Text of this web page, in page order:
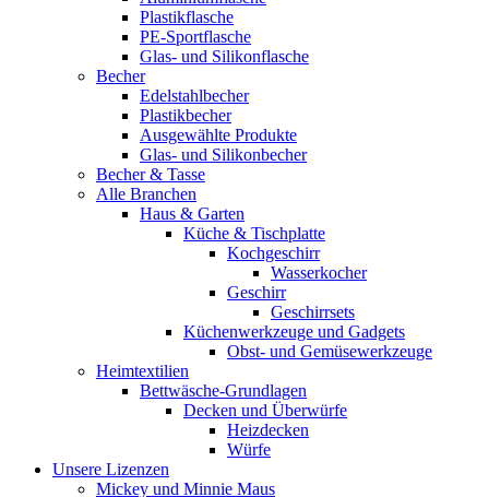
Plastikflasche
PE-Sportflasche
Glas- und Silikonflasche
Becher
Edelstahlbecher
Plastikbecher
Ausgewählte Produkte
Glas- und Silikonbecher
Becher & Tasse
Alle Branchen
Haus & Garten
Küche & Tischplatte
Kochgeschirr
Wasserkocher
Geschirr
Geschirrsets
Küchenwerkzeuge und Gadgets
Obst- und Gemüsewerkzeuge
Heimtextilien
Bettwäsche-Grundlagen
Decken und Überwürfe
Heizdecken
Würfe
Unsere Lizenzen
Mickey und Minnie Maus